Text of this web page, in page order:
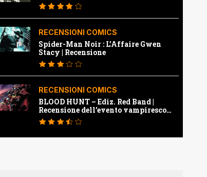
RECENSIONI COMICS
Spider-Man Noir : L’Affaire Gwen
Stacy | Recensione
RECENSIONI COMICS
BLOOD HUNT – Ediz. Red Band |
Recensione dell’evento vampiresco
della Marvel